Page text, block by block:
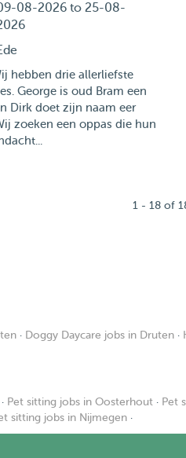
08-2026 to 25-08-
hebben drie allerliefste
George is oud Bram een
Dirk doet zijn naam eer
zoeken een oppas die hun
1 - 18 of
· Doggy Daycare jobs in Druten ·
· Pet sitting jobs in Oosterhout · Pet
sitting jobs in Nijmegen ·